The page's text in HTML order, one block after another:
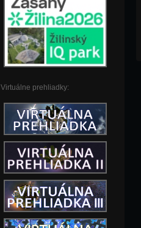
Virtuálne prehliadky: